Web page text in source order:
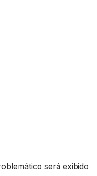
será exibido